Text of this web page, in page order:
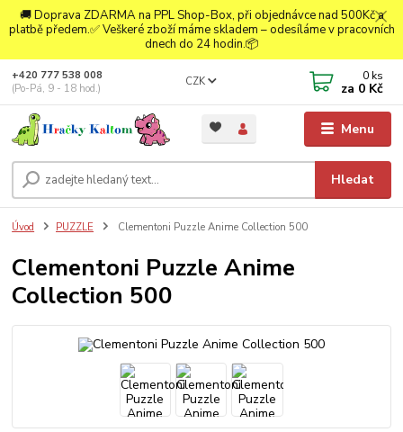
🚚 Doprava ZDARMA na PPL Shop-Box, při objednávce nad 500Kč a
platbě předem.✅ Veškeré zboží máme skladem – odesíláme v pracovních
dnech do 24 hodin.📦
Menu
CZK
Hledat
+420 777 538 008
(Po-Pá, 9 - 18 hod.)
0 ks
za 0 Kč
Úvod PUZZLE Clementoni Puzzle Anime Collection 500
Clementoni Puzzle Anime
Collection 500